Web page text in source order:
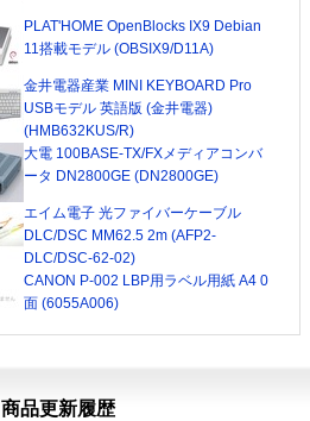
PLAT'HOME OpenBlocks IX9 Debian
11搭載モデル (OBSIX9/D11A)
金井電器産業 MINI KEYBOARD Pro
USBモデル 英語版 (金井電器)
(HMB632KUS/R)
大電 100BASE-TX/FXメディアコンバ
ータ DN2800GE (DN2800GE)
エイム電子 光ファイバーケーブル
DLC/DSC MM62.5 2m (AFP2-
DLC/DSC-62-02)
CANON P-002 LBP用ラベル用紙 A4 0
面 (6055A006)
商品更新履歴